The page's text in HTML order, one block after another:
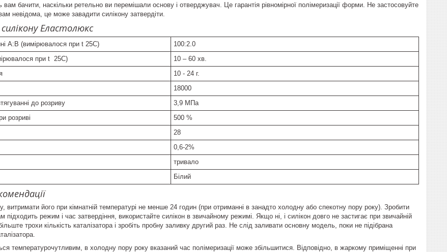
вам бачити, наскільки ретельно ви перемішали основу і отверджувач. Це гарантія рівномірної полімеризації форми. Не застосовуйте
невідома, це може завадити силікону затвердіти.
Еластолюкс
А:В (вимірювалося при t 25C)
100:2.0
при t 25C)
10 – 60 хв.
10 - 24 г.
18000
до розриву
3,9 МПа
розриві
500 %
28
0,6-2%
тривало
Білий
витримати його при кімнатній температурі не менше 24 годин (при отриманні в занадто холодну або спекотну пору року). Зробити
режим і час затвердіння, використайте силікон в звичайному режимі. Якщо ні, і силікон довго не застигає при звичайній
трохи кількість каталізатора і зробіть пробну заливку другий раз. Не слід заливати основну модель, поки не підібрана
температурочутливим, в холодну пору року вказаний час полімеризації може збільшитися. Відповідно, в жаркому приміщенні при